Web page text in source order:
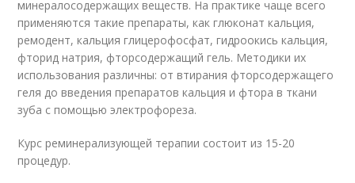
минералосодержащих веществ. На практике чаще всего
применяются такие препараты, как глюконат кальция,
ремодент, кальция глицерофосфат, гидроокись кальция,
фторид натрия, фторсодержащий гель. Методики их
использования различны: от втирания фторсодержащего
геля до введения препаратов кальция и фтора в ткани
зуба с помощью электрофореза.
Курс реминерализующей терапии состоит из 15-20
процедур.